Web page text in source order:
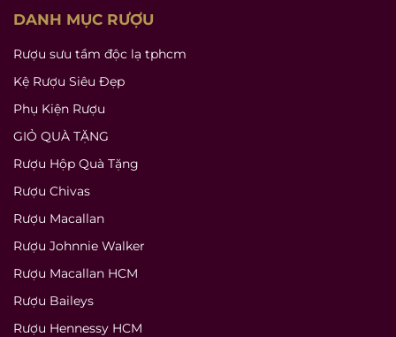
DANH MỤC RƯỢU
Rượu sưu tầm độc lạ tphcm
Kệ Rượu Siêu Đẹp
Phụ Kiện Rượu
GIỎ QUÀ TẶNG
Rượu Hộp Quà Tặng
Rượu Chivas
Rượu Macallan
Rượu Johnnie Walker
Rượu Macallan HCM
Rượu Baileys
Rượu Hennessy HCM